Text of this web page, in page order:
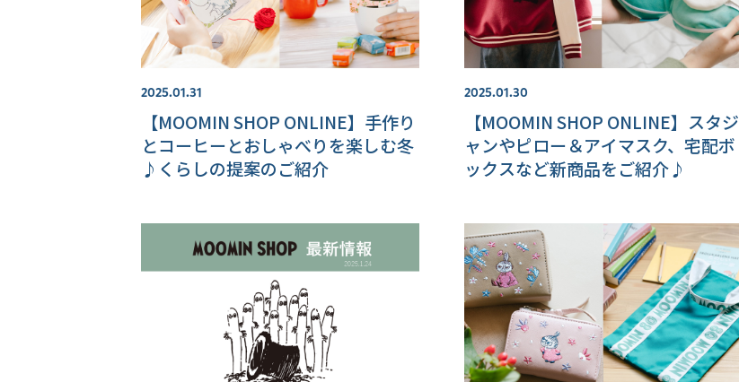
2025.01.31
【MOOMIN SHOP ONLINE】手作り
とコーヒーとおしゃべりを楽しむ冬
♪くらしの提案のご紹介
2025.01.30
【MOOMIN SHOP ONLINE】スタジ
ャンやピロー＆アイマスク、宅配ボ
ックスなど新商品をご紹介♪